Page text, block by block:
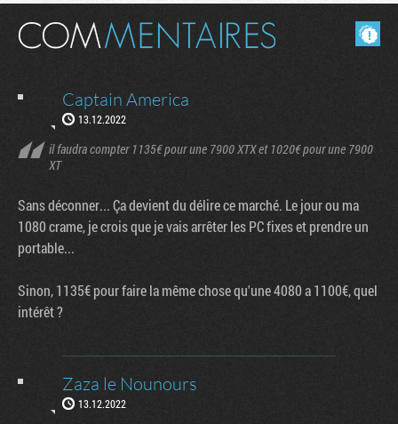
Masquer les commentaires lus.
Captain America
13.12.2022
il faudra compter 1135€ pour une 7900 XTX et 1020€ pour une 7900
XT
Sans déconner... Ça devient du délire ce marché. Le jour ou ma
1080 crame, je crois que je vais arrêter les PC fixes et prendre un
portable...
Sinon, 1135€ pour faire la même chose qu'une 4080 a 1100€, quel
intérêt ?
Zaza le Nounours
13.12.2022